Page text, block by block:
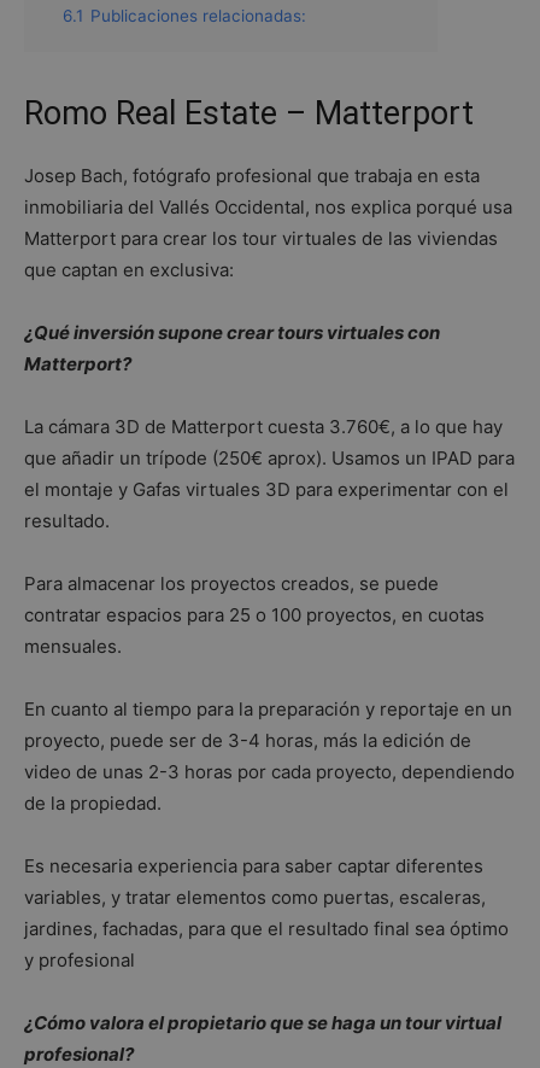
6.1 Publicaciones relacionadas:
Romo Real Estate – Matterport
Josep Bach, fotógrafo profesional que trabaja en esta
inmobiliaria del Vallés Occidental, nos explica porqué usa
Matterport para crear los tour virtuales de las viviendas
que captan en exclusiva:
¿Qué inversión supone crear tours virtuales con
Matterport?
La cámara 3D de Matterport cuesta 3.760€, a lo que hay
que añadir un trípode (250€ aprox). Usamos un IPAD para
el montaje y Gafas virtuales 3D para experimentar con el
resultado.
Para almacenar los proyectos creados, se puede
contratar espacios para 25 o 100 proyectos, en cuotas
mensuales.
En cuanto al tiempo para la preparación y reportaje en un
proyecto, puede ser de 3-4 horas, más la edición de
video de unas 2-3 horas por cada proyecto, dependiendo
de la propiedad.
Es necesaria experiencia para saber captar diferentes
variables, y tratar elementos como puertas, escaleras,
jardines, fachadas, para que el resultado final sea óptimo
y profesional
¿Cómo valora el propietario que se haga un tour virtual
profesional?